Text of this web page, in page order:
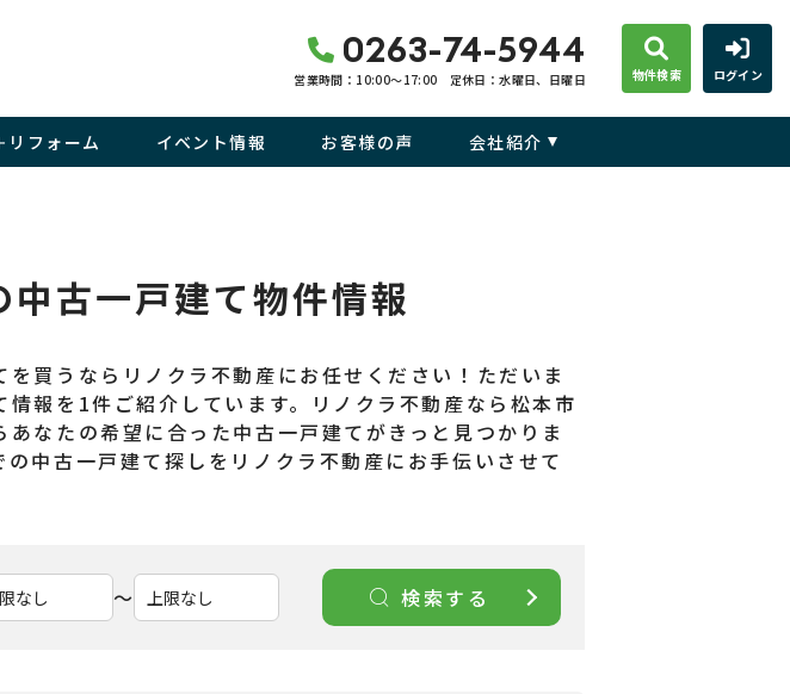
0263-74-5944
営業時間：10:00〜17:00 定休日：水曜日、日曜日 物件検索 ログイン
リフォーム イベント情報 お客様の声 会社紹介
古一戸建て物件情報
買うならリノクラ不動産にお任せください！ただいま
報を1件ご紹介しています。リノクラ不動産なら松本市
なたの希望に合った中古一戸建てがきっと見つかりま
中古一戸建て探しをリノクラ不動産にお手伝いさせて
〜 検索する